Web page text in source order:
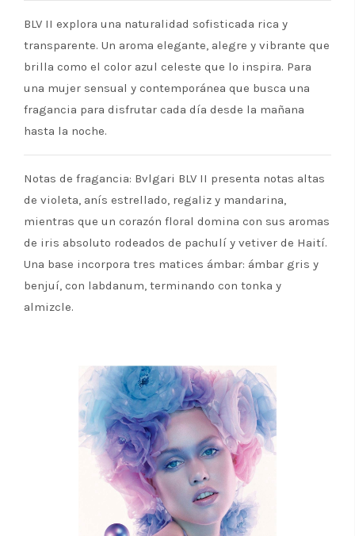
BLV II explora una naturalidad sofisticada rica y
transparente. Un aroma elegante, alegre y vibrante que
brilla como el color azul celeste que lo inspira. Para
una mujer sensual y contemporánea que busca una
fragancia para disfrutar cada día desde la mañana
hasta la noche.
Notas de fragancia: Bvlgari BLV II presenta notas altas
de violeta, anís estrellado, regaliz y mandarina,
mientras que un corazón floral domina con sus aromas
de iris absoluto rodeados de pachulí y vetiver de Haití.
Una base incorpora tres matices ámbar: ámbar gris y
benjuí, con labdanum, terminando con tonka y
almizcle.